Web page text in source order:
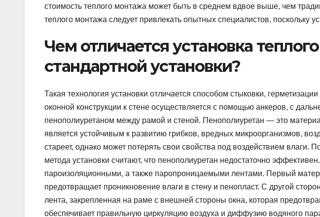
стоимость теплого монтажа может быть в среднем вдвое выше, чем
теплого монтажа следует привлекать опытных специалистов, поскольку
Чем отличается установка
стандартной установки?
Такая технология установки отличается способом стыковки,
оконной конструкции к стене осуществляется с помощью анкеров, с
пенополиуретаном между рамой и стеной. Пенополиуретан — это
является устойчивым к развитию грибков, вредных микроорганизмов,
стареет, однако может потерять свои свойства под воздействием влаги.
метода установки считают, что пенополиуретан недостаточно
пароизоляционными, а также паропроницаемыми лентами. Первый
предотвращает проникновение влаги в стену и пенопласт. С другой
лента, закрепленная на раме с внешней стороны окна, которая
обеспечивает правильную циркуляцию воздуха и диффузию водяного